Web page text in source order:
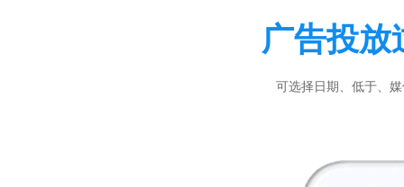
广告投放
可选择日期、低于、